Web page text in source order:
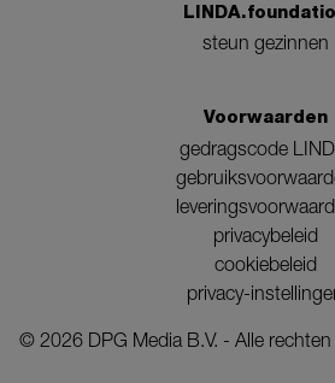
steun gezinnen
Voorwaarden
gedragscode
privacybeleid
cookiebeleid
privacy-
© 2026 DPG Media B.V. - Alle